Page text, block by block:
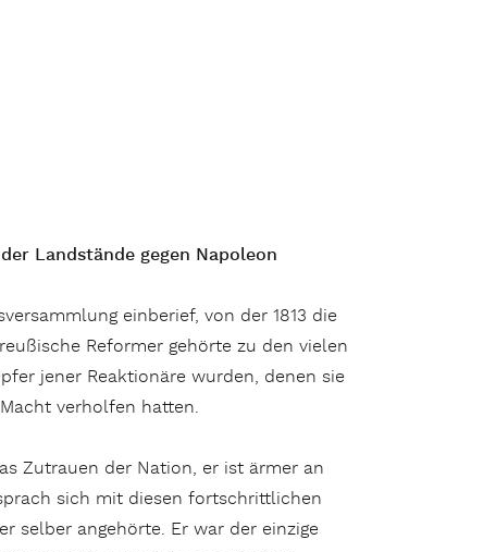
Landstände gegen Napoleon
einberief, von der 1813 die
Reformer gehörte zu den vielen
jener Reaktionäre wurden, denen sie
verholfen hatten.
Zutrauen der Nation, er ist ärmer an
sich mit diesen fortschrittlichen
selber angehörte. Er war der einzige